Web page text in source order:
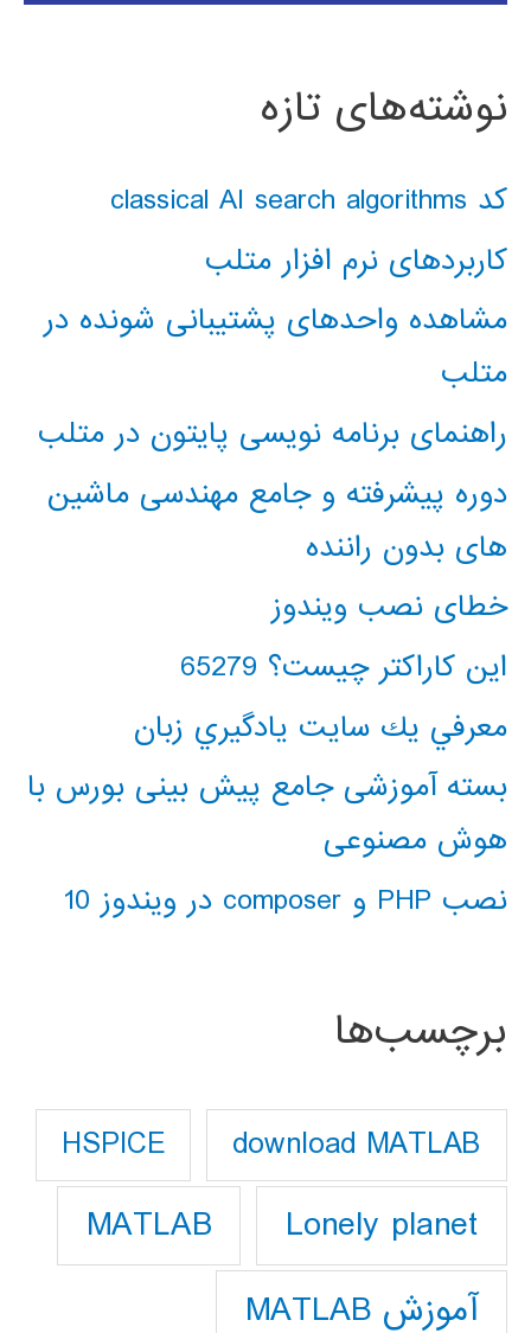
نوشته‌های تازه
کد classical AI search algorithms
کاربردهای نرم افزار متلب
مشاهده واحدهای پشتیبانی شونده در
متلب
راهنمای برنامه نویسی پایتون در متلب
دوره پیشرفته و جامع مهندسی ماشین
های بدون راننده
خطای نصب ویندوز
این کاراکتر چیست؟ 65279
معرفي يك سايت يادگيري زبان
بسته آموزشی جامع پیش بینی بورس با
هوش مصنوعی
نصب PHP و composer در ویندوز 10
برچسب‌ها
download MATLAB
HSPICE
Lonely planet
MATLAB
آموزش MATLAB